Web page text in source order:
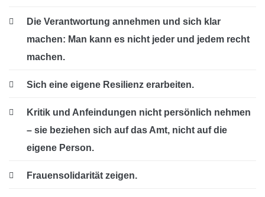
Die Verantwortung annehmen und sich klar
machen: Man kann es nicht jeder und jedem recht
machen.
Sich eine eigene Resilienz erarbeiten.
Kritik und Anfeindungen nicht persönlich nehmen
– sie beziehen sich auf das Amt, nicht auf die
eigene Person.
Frauensolidarität zeigen.